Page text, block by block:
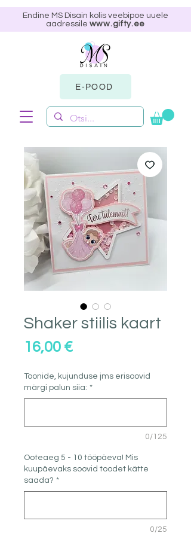
Endine MS Disain kolis veebipoe uuele
aadressile www.gifty.ee
E-POOD
Shaker stiilis kaart
16,00 €Price
Toonide, kujunduse jms erisoovid
märgi palun siia: *
0/125
Ooteaeg 5 - 10 tööpäeva! Mis
kuupäevaks soovid toodet kätte
saada? *
0/25